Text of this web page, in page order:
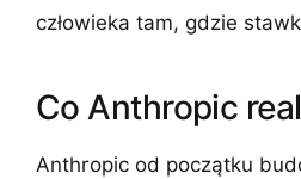
człowieka tam, gdzie
Co Anthropic
Anthropic od początku